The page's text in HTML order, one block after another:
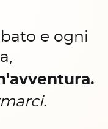
e ogni